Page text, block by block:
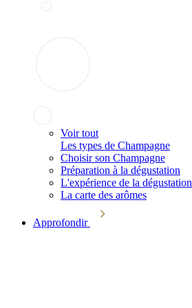
Voir tout
Les types de Champagne
Choisir son Champagne
Préparation à la dégustation
L'expérience de la dégustation
La carte des arômes
Approfondir